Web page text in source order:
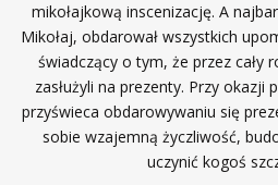
mikołajkową inscenizację. A
Mikołaj, obdarował wszystkich
świadczący o tym, że przez cały
zasłużyli na prezenty. Przy okazji
przyświeca obdarowywaniu się
sobie wzajemną życzliwość,
uczynić kogoś